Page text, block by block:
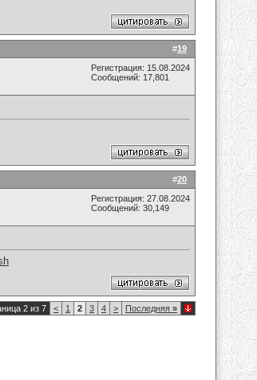
#19
Регистрация: 15.08.2024
Сообщений: 17,801
#20
Регистрация: 27.08.2024
Сообщений: 30,149
2 из 7 < 1 2 3 4 > Последняя »